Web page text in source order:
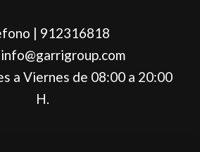
a
m
n
| 912316818
info@garrigroup.com
a Viernes de 08:00 a 20:00
H.